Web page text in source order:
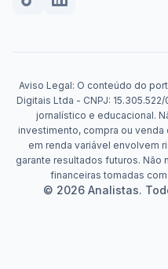
Aviso Legal: O conteúdo do
Digitais Ltda - CNPJ:
jornalístico e educacional.
investimento, compra ou
em renda variável envolvem
garante resultados futuros.
financeiras tomadas
© 2026 Analistas.